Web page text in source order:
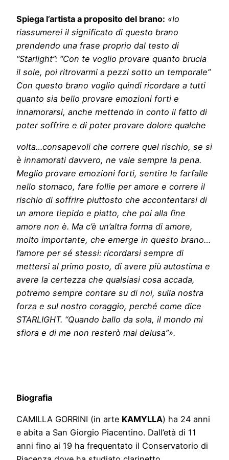
Spiega l’artista a proposito del brano: «Io
riassumerei il significato di questo brano
prendendo una frase proprio dal testo di
“Starlight”: “Con te voglio provare quanto brucia
il sole, poi ritrovarmi a pezzi sotto un temporale”
Con questo brano voglio quindi ricordare a tutti
quanto sia bello provare emozioni forti e
innamorarsi, anche mettendo in conto il fatto di
poter soffrire e di poter provare dolore qualche
volta…consapevoli che correre quel rischio, se si
è innamorati davvero, ne vale sempre la pena.
Meglio provare emozioni forti, sentire le farfalle
nello stomaco, fare follie per amore e correre il
rischio di soffrire piuttosto che accontentarsi di
un amore tiepido e piatto, che poi alla fine
amore non è. Ma c’è un’altra forma di amore,
molto importante, che emerge in questo brano…
l’amore per sé stessi: ricordarsi sempre di
mettersi al primo posto, di avere più autostima e
avere la certezza che qualsiasi cosa accada,
potremo sempre contare su di noi, sulla nostra
forza e sul nostro coraggio, perché come dice
STARLIGHT. “Quando ballo da sola, il mondo mi
sfiora e di me non resterò mai delusa”».
Biografia
CAMILLA GORRINI (in arte KAMYLLA) ha 24 anni
e abita a San Giorgio Piacentino. Dall’età di 11
anni fino ai 19 ha frequentato il Conservatorio di